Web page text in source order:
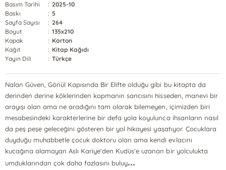
Basım Tarihi
: 2025-10
Baskı
: 5
Sayfa Sayısı
: 264
Boyut
: 135x210
Kapak
: Karton
Kağıt
: Kitap Kağıdı
Yayın Dili
: Türkçe
Nalan Güven, Gönül Kapısında Bir Elifte olduğu gibi bu kitapta da
derinden derine köklerinden kopmanın sancısını hisseden, manevi bir
arayışı olan ama ne aradığını tam olarak bilemeyen, içimizden biri
mesabesindeki karakterlerine bir defa yola koyulunca ihsanların nasıl
da peş peşe geleceğini gösteren bir yol hikayesi yaşatıyor. Çocuklara
duyduğu muhabbetle çocuk doktoru olan ama kendi evlacını
kucağına alamayan Aslı Kariye'den Kudüs'e uzanan bir yolculukta
umduklarından çok daha fazlasını buluy...